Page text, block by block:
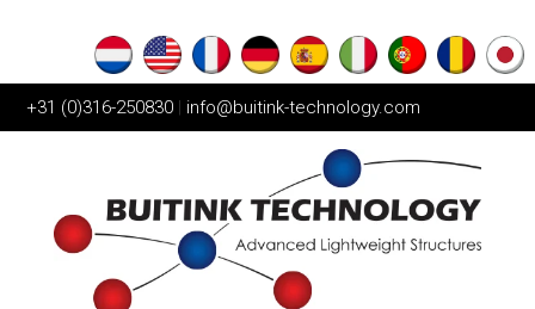
+31 (0)316-250830 | info@buitink-technology.com